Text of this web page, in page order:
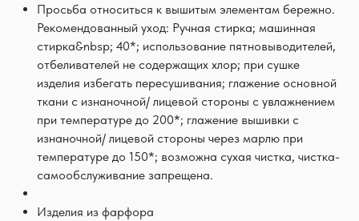
Просьба относиться к вышитым элементам бережно.
Рекомендованный уход: Ручная стирка; машинная
стирка&nbsp; 40*; использование пятновыводителей,
отбеливателей не содержащих хлор; при сушке
изделия избегать пересушивания; глажение основной
ткани с изнаночной/ лицевой стороны с увлажнением
при температуре до 200*; глажение вышивки с
изнаночной/ лицевой стороны через марлю при
температуре до 150*; возможна сухая чистка, чистка-
самообслуживание запрещена.
Изделия из фарфора